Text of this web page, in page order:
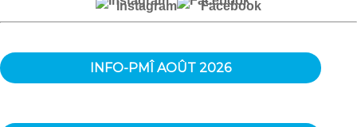
Instagram
Facebook
INFO-PMÎ AOÛT 2026